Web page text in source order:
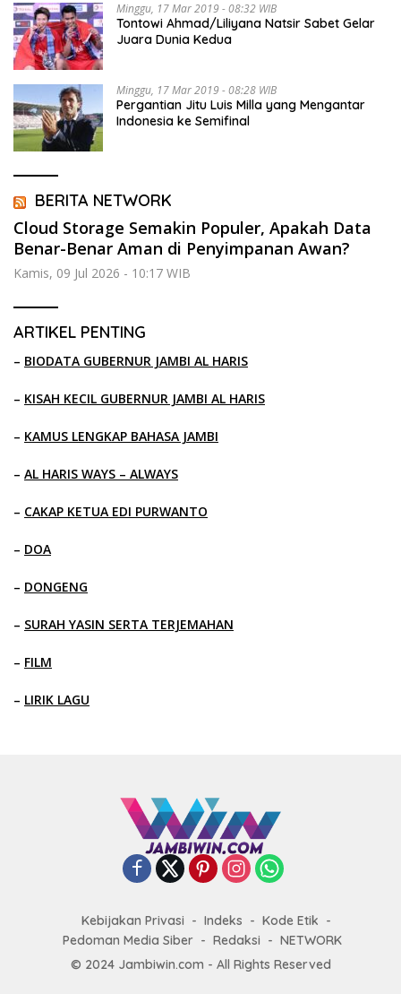
Minggu, 17 Mar 2019 - 08:32 WIB
Tontowi Ahmad/Liliyana Natsir Sabet Gelar
Juara Dunia Kedua
Minggu, 17 Mar 2019 - 08:28 WIB
Pergantian Jitu Luis Milla yang Mengantar
Indonesia ke Semifinal
BERITA NETWORK
Cloud Storage Semakin Populer, Apakah Data
Benar-Benar Aman di Penyimpanan Awan?
Kamis, 09 Jul 2026 - 10:17 WIB
ARTIKEL PENTING
– BIODATA GUBERNUR JAMBI AL HARIS
– KISAH KECIL GUBERNUR JAMBI AL HARIS
– KAMUS LENGKAP BAHASA JAMBI
– AL HARIS WAYS – ALWAYS
– CAKAP KETUA EDI PURWANTO
– DOA
– DONGENG
– SURAH YASIN SERTA TERJEMAHAN
– FILM
– LIRIK LAGU
Kebijakan Privasi Indeks
Kode Etik
Pedoman Media Siber
Redaksi
NETWORK
© 2024 Jambiwin.com - All Rights Reserved